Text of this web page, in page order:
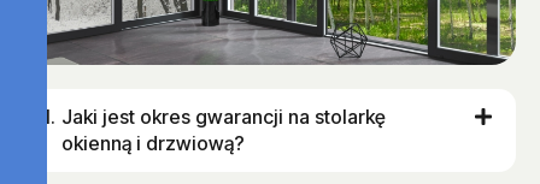
Jaki jest okres gwarancji na stolarkę
okienną i drzwiową?